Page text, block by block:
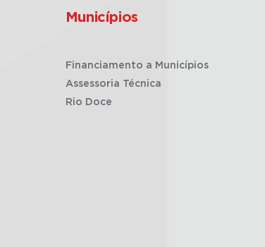
Municípios
Financiamento a Municípios
Assessoria Técnica
Rio Doce